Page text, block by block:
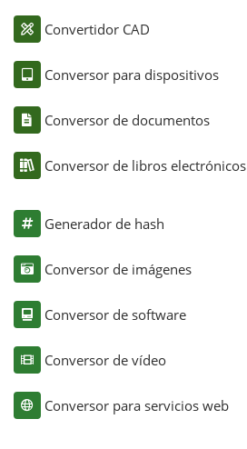
Convertidor CAD
Conversor para dispositivos
Conversor de documentos
Conversor de libros electrónicos
Generador de hash
Conversor de imágenes
Conversor de software
Conversor de vídeo
Conversor para servicios web